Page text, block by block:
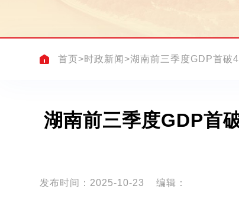
首页>时政新闻 >湖南前三季度GDP首破
湖南前三季度GDP首
发布时间：2025-10-23 编辑：